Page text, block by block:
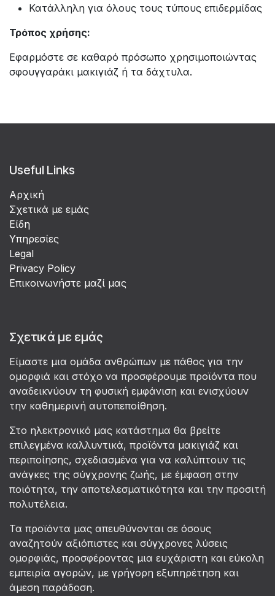
Κατάλληλη για όλους τους τύπους επιδερμίδας
Τρόπος χρήσης:
Εφαρμόστε σε καθαρό πρόσωπο χρησιμοποιώντας
σφουγγαράκι μακιγιάζ ή τα δάχτυλα.
Useful Links
Αρχική
Σχετικά με εμάς
Είδη
Υπηρεσίες
Legal
Privacy Policy
Επικοινωνήστε μαζί μας
Σχετικά με εμάς
Είμαστε μια ομάδα ανθρώπων με πάθος για την
ομορφιά και στόχο να προσφέρουμε προϊόντα που
αναδεικνύουν τη φυσική εμφάνιση και ενισχύουν
την καθημερινή αυτοπεποίθηση.
Στο ηλεκτρονικό μας κατάστημα θα βρείτε
επιλεγμένα καλλυντικά, προϊόντα μακιγιάζ και
περιποίησης, σχεδιασμένα για να καλύπτουν τις
ανάγκες της σύγχρονης ζωής, με έμφαση στην
ποιότητα, την αποτελεσματικότητα και την προσιτή
πολυτέλεια.
Τα προϊόντα μας απευθύνονται σε όσους
αναζητούν αξιόπιστες και σύγχρονες λύσεις
ομορφιάς, προσφέροντας μια ευχάριστη και εύκολη
εμπειρία αγορών, με γρήγορη εξυπηρέτηση και
άμεση παράδοση.